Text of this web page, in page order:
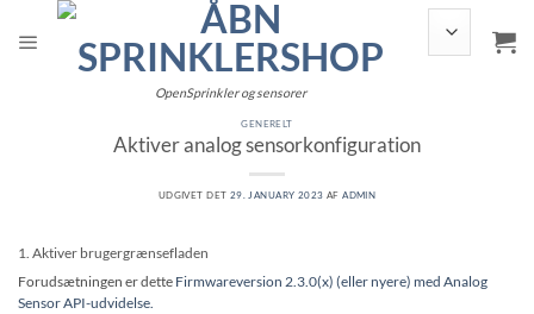
indhold
OpenSprinkler og sensorer
GENERELT
Aktiver analog sensorkonfiguration
UDGIVET DET 29. JANUARY 2023 AFADMIN
1. Aktiver brugergrænsefladen
Forudsætningen er dette Firmwareversion 2.3.0(x) (eller nyere) med Analog
Sensor API-udvidelse.